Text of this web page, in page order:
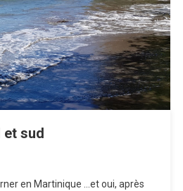
sud
en Martinique …et oui, après